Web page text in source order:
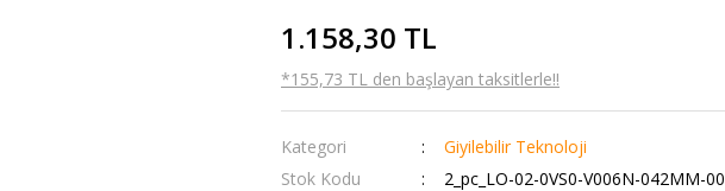
1.158,30 TL
*155,73 TL den başlayan taksitlerle!!
Kategori
Giyilebilir Teknoloji
Stok Kodu
2_pc_LO-02-0VS0-V006N-042MM-00